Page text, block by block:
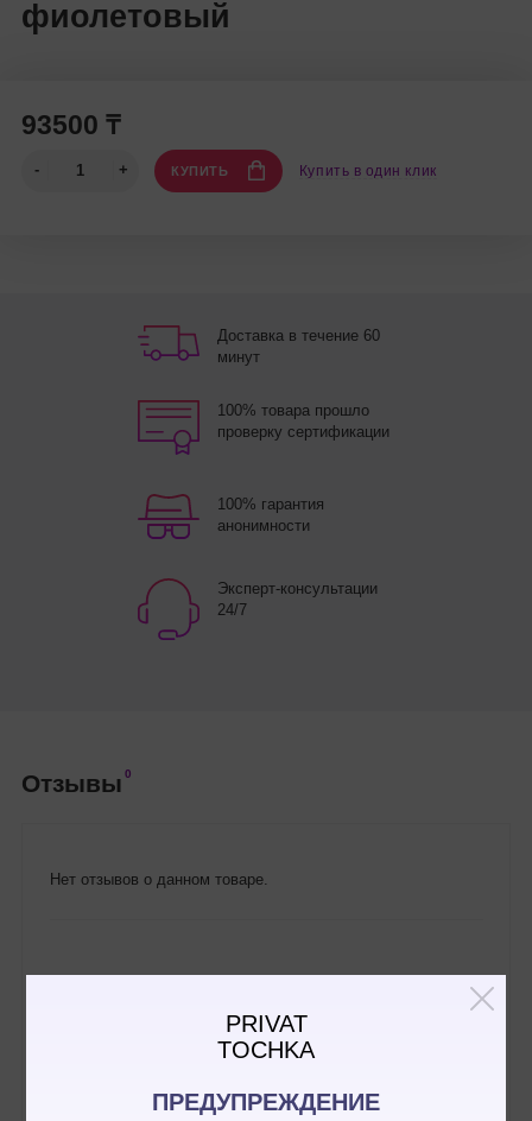
PRIVAT
TOCHKA
ПРЕДУПРЕЖДЕНИЕ
фиолетовый
93500 ₸
КУПИТЬ Купить в один клик
Доставка в течение 60
минут
100% товара прошло
проверку сертификации
100% гарантия
анонимности
Эксперт-консультации
24/7
Отзывы 0
Нет отзывов о данном товаре.